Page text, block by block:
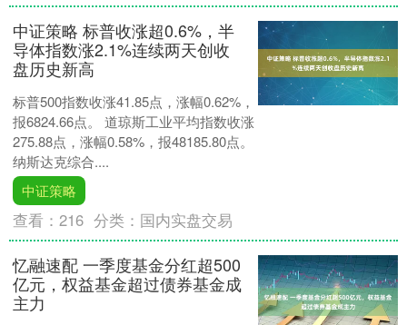
中证策略 标普收涨超0.6%，半
导体指数涨2.1%连续两天创收
盘历史新高
标普500指数收涨41.85点，涨幅0.62%，
报6824.66点。 道琼斯工业平均指数收涨
275.88点，涨幅0.58%，报48185.80点。
纳斯达克综合....
中证策略
查看：216 分类： 国内实盘交易
忆融速配 一季度基金分红超500
亿元，权益基金超过债券基金成
主力